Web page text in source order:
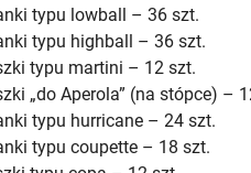
typu lowball – 36 szt.
typu highball – 36 szt.
typu martini – 12 szt.
„do Aperola” (na stópce) –
typu hurricane – 24 szt.
typu coupette – 18 szt.